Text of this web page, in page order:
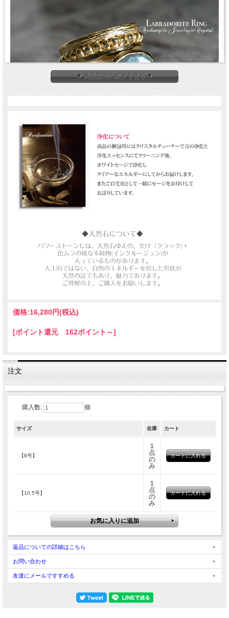
ラブラドライトを使った、オリエンタルなデザインのリングです。
ゴールドが二重になっていてゴージャスなデザインです。
その輝きの多面性から見てもわかるように
そして表面に引き出してくれるような働きかけをしてくれます。
意識上にある数パーセントのパワーを使っているだけで
まだまだ本領発揮できてないかもしれません。
薄暗い中では
ただ渋く濁るグリーンの色合い。
メタリックな輝きが表面を駆け巡ります。
あなたもまだ、細部に光が当たっていないだけで
同じように
▼ 商品説明の続きを見る ▼
価格:16,280円(税込)
[ポイント還元 162ポイント～]
注文
購入数: 個
サイズ 在庫 カート
【8号】
１
点
の
み
【10.5号】
１
点
の
み
返品についての詳細はこちら
お問い合わせ
友達にメールですすめる